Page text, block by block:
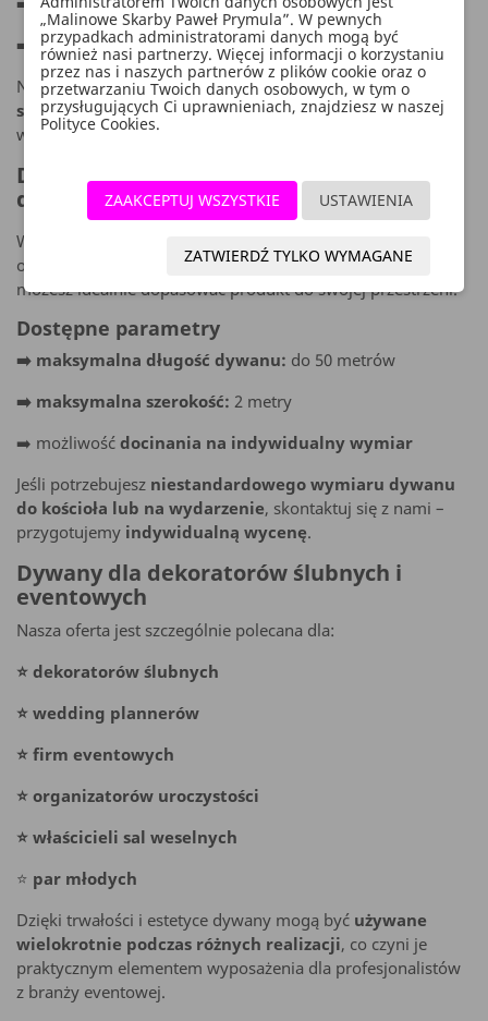
➡️ 2 metry
Na tej stronie prezentowana oferta dotyczy dywanu o
szerokości 2 metrów , jednak dostępne są także inne
warianty.
Dywan docinany na wymiar – idealne
dopasowanie
Wiemy, że każda realizacja dekoracyjna jest inna. Dlatego
oferujemy
dywany docinane na wymiar, dzięki czemu
możesz idealnie dopasować produkt do swojej przestrzeni.
Dostępne parametry
➡️ maksymalna długość dywanu: do 50 metrów
➡️ maksymalna szerokość: 2 metry
➡️ możliwość docinania na indywidualny wymiar
Jeśli potrzebujesz niestandardowego wymiaru dywanu
do kościoła lub na wydarzenie, skontaktuj się z nami –
przygotujemy indywidualną wycenę.
Dywany dla dekoratorów ślubnych i
eventowych
Nasza oferta jest szczególnie polecana dla:
⭐ dekoratorów ślubnych
⭐ wedding plannerów
⭐ firm eventowych
⭐ organizatorów uroczystości
⭐ właścicieli sal weselnych
⭐ par młodych
Dzięki trwałości i estetyce dywany mogą być używane
wielokrotnie podczas różnych realizacji, co czyni je
praktycznym elementem wyposażenia dla profesjonalistów
z branży eventowej.
„Malinowe Skarby Paweł Prymula”. W pewnych
przypadkach administratorami danych mogą być
również nasi partnerzy. Więcej informacji o korzystaniu
przez nas i naszych partnerów z plików cookie oraz o
przetwarzaniu Twoich danych osobowych, w tym o
przysługujących Ci uprawnieniach, znajdziesz w naszej
Polityce Cookies.
USTAWIENIA
ZAAKCEPTUJ WSZYSTKIE
ZATWIERDŹ TYLKO WYMAGANE